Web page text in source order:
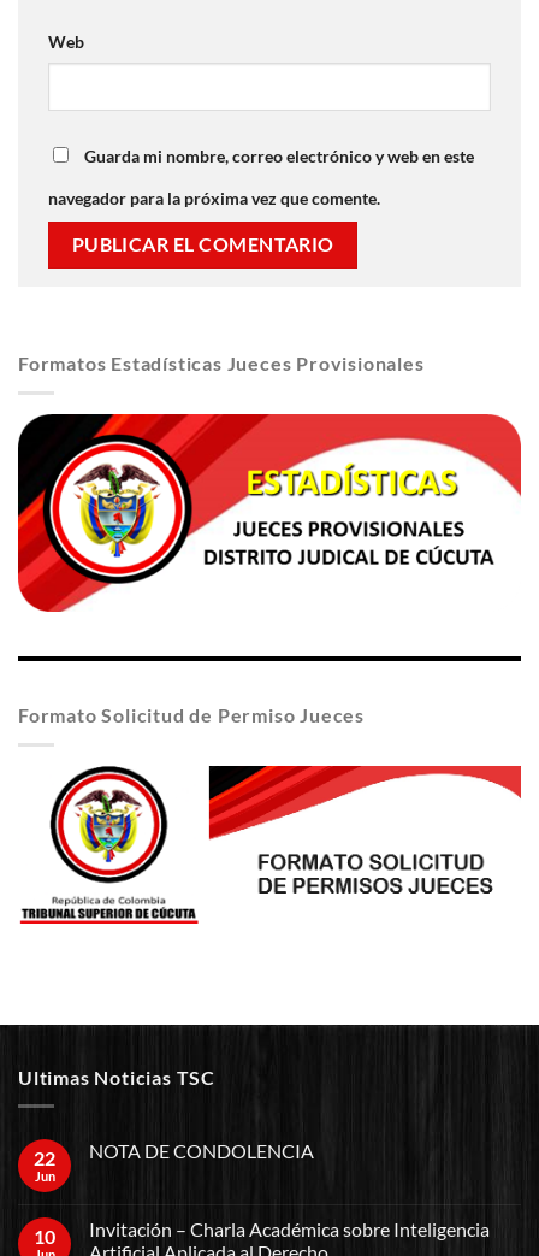
Web
Guarda mi nombre, correo electrónico y web en este
navegador para la próxima vez que comente.
Formatos Estadísticas Jueces Provisionales
Formato Solicitud de Permiso Jueces
Ultimas Noticias TSC
22
Jun
NOTA DE CONDOLENCIA
10
Invitación – Charla Académica sobre Inteligencia